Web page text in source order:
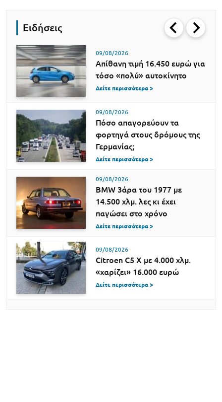
Ειδήσεις
09/08/2026
Απίθανη τιμή 16.450 ευρώ για
τόσο «πολύ» αυτοκίνητο
Δείτε περισσότερα >
09/08/2026
Πόσο απαγορεύουν τα
φορτηγά στους δρόμους της
Γερμανίας;
Δείτε περισσότερα >
09/08/2026
BMW 3άρα του 1977 με
14.500 χλμ. λες κι έχει
παγώσει στο χρόνο
Δείτε περισσότερα >
09/08/2026
Citroen C5 X με 4.000 χλμ.
«χαρίζει» 16.000 ευρώ
Δείτε περισσότερα >